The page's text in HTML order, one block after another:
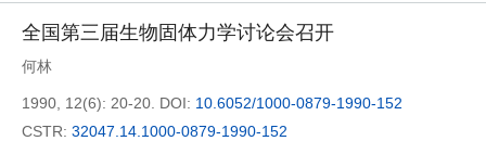
全国第三届生物固体力学讨论会召开
何林
1990, 12(6): 20-20. DOI: 10.6052/1000-0879-1990-152
CSTR: 32047.14.1000-0879-1990-152